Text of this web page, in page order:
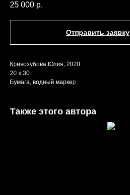
25 000 р.
Отправить заявку
Кривозубова Юлия, 2020
20 х 30
Бумага, водный маркер
Также этого автора